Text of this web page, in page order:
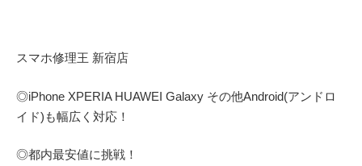
スマホ修理王 新宿店
◎iPhone XPERIA HUAWEI Galaxy その他Android(アンドロ
イド) も幅広く対応！
◎都内最安値に挑戦！